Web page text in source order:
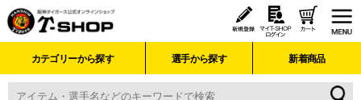
カテゴリーから探す 選手から探す 新着商品